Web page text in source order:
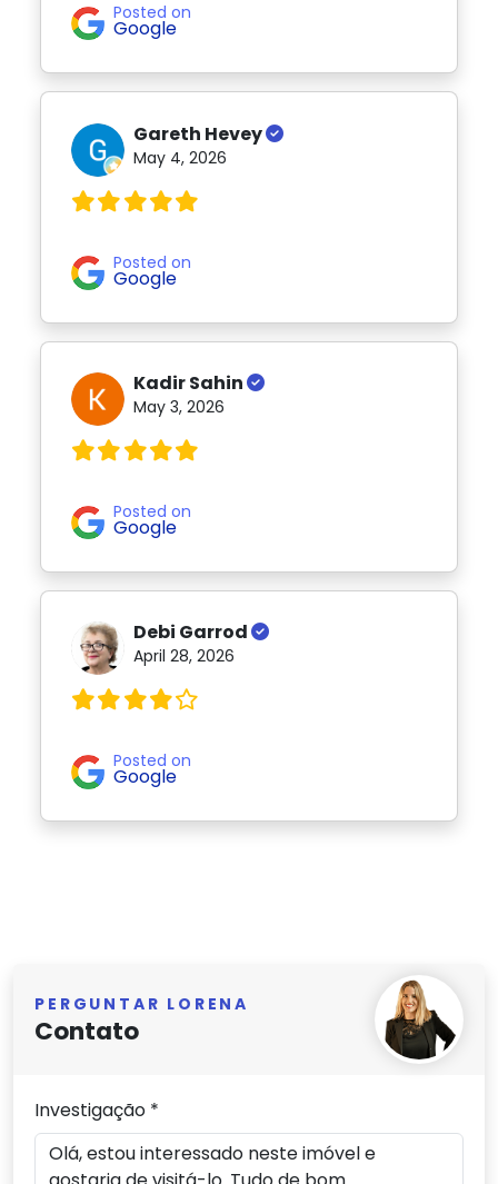
Posted on
Google
Gareth Hevey
May 4, 2026
Posted on
Google
Kadir Sahin
May 3, 2026
Posted on
Google
Debi Garrod
April 28, 2026
Posted on
Google
PERGUNTAR LORENA
Contato
Investigação *